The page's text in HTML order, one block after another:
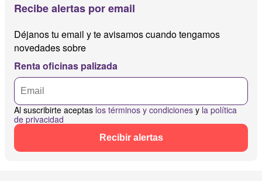
Recibe alertas por email
Déjanos tu email y te avisamos cuando tengamos
novedades sobre
Renta oficinas palizada
Al suscribirte aceptas los términos y condiciones y la política
de privacidad
Recibir alertas